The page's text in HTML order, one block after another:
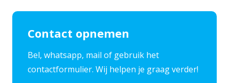
Contact opnemen
​Bel, whatsapp, mail of gebruik het
contactformulier. Wij helpen je graag verder!